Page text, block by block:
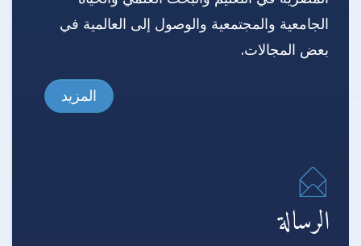
الجامعية والمجتمعية والوصول إلى العالمية في
بعض المجالات.
المزيد
الرسالة